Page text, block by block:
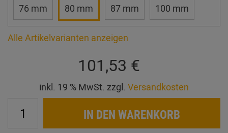
76 mm 80 mm 87 mm 100 mm
Alle Artikelvarianten anzeigen
101,53 €
inkl. 19 % MwSt. zzgl. Versandkosten
IN DEN WARENKORB